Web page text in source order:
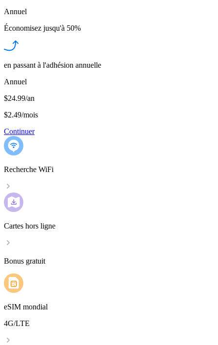
Annuel
Économisez jusqu'à 50%
en passant à l'adhésion annuelle
Annuel
$24.99/an
$2.49/mois
Continuer
Recherche WiFi
Cartes hors ligne
Bonus gratuit
eSIM mondial
4G/LTE